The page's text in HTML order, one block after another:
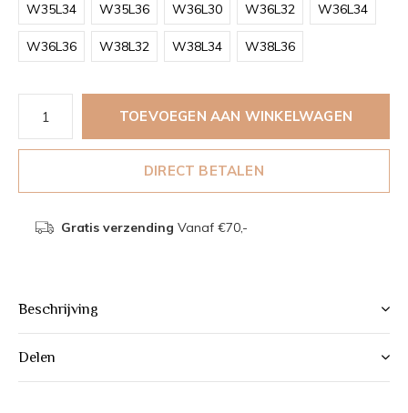
W35L34 W35L36 W36L30 W36L32 W36L34
W36L36 W38L32 W38L34 W38L36
TOEVOEGEN AAN WINKELWAGEN
DIRECT BETALEN
Gratis verzending Vanaf €70,-
Beschrijving
Delen